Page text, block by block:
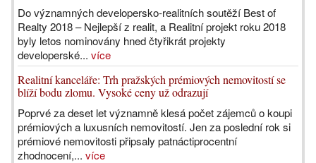
Do významných developersko-realitních soutěží Best of
Realty 2018 – Nejlepší z realit, a Realitní projekt roku 2018
byly letos nominovány hned čtyřikrát projekty
developerské... více
Realitní kanceláře: Trh pražských prémiových nemovitostí se
blíží bodu zlomu. Vysoké ceny už odrazují
Poprvé za deset let významně klesá počet zájemců o koupi
prémiových a luxusních nemovitostí. Jen za poslední rok si
prémiové nemovitosti připsaly patnáctiprocentní
zhodnocení,... více